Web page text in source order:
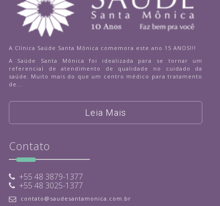
A Clínica Saúde Santa Mônica comemora este ano 15 ANOS!!!
A Saúde Santa Mônica foi idealizada para se tornar um
referencial de atendimento de qualidade no cuidado da
saúde. Muito mais do que um centro médico para tratamento
de...
Leia Mais
Contato
+55 48 3879-1377
+55 48 3025-1377
contato@saudesantamonica.com.br